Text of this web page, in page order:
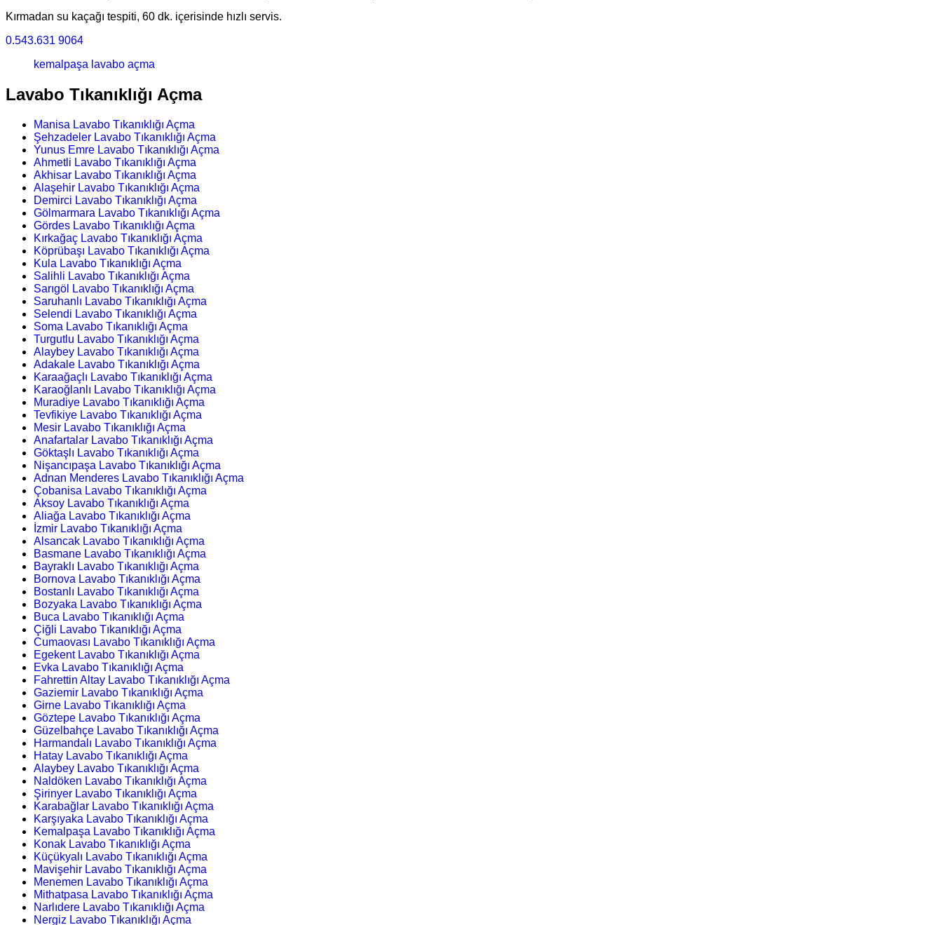
Kırmadan su kaçağı tespiti, 60 dk. içerisinde hızlı servis.
0.543.631 9064
kemalpaşa lavabo açma
Lavabo Tıkanıklığı Açma
Manisa Lavabo Tıkanıklığı Açma
Şehzadeler Lavabo Tıkanıklığı Açma
Yunus Emre Lavabo Tıkanıklığı Açma
Ahmetli Lavabo Tıkanıklığı Açma
Akhisar Lavabo Tıkanıklığı Açma
Alaşehir Lavabo Tıkanıklığı Açma
Demirci Lavabo Tıkanıklığı Açma
Gölmarmara Lavabo Tıkanıklığı Açma
Gördes Lavabo Tıkanıklığı Açma
Kırkağaç Lavabo Tıkanıklığı Açma
Köprübaşı Lavabo Tıkanıklığı Açma
Kula Lavabo Tıkanıklığı Açma
Salihli Lavabo Tıkanıklığı Açma
Sarıgöl Lavabo Tıkanıklığı Açma
Saruhanlı Lavabo Tıkanıklığı Açma
Selendi Lavabo Tıkanıklığı Açma
Soma Lavabo Tıkanıklığı Açma
Turgutlu Lavabo Tıkanıklığı Açma
Alaybey Lavabo Tıkanıklığı Açma
Adakale Lavabo Tıkanıklığı Açma
Karaağaçlı Lavabo Tıkanıklığı Açma
Karaoğlanlı Lavabo Tıkanıklığı Açma
Muradiye Lavabo Tıkanıklığı Açma
Tevfikiye Lavabo Tıkanıklığı Açma
Mesir Lavabo Tıkanıklığı Açma
Anafartalar Lavabo Tıkanıklığı Açma
Göktaşlı Lavabo Tıkanıklığı Açma
Nişancıpaşa Lavabo Tıkanıklığı Açma
Adnan Menderes Lavabo Tıkanıklığı Açma
Çobanisa Lavabo Tıkanıklığı Açma
Aksoy Lavabo Tıkanıklığı Açma
Aliağa Lavabo Tıkanıklığı Açma
İzmir Lavabo Tıkanıklığı Açma
Alsancak Lavabo Tıkanıklığı Açma
Basmane Lavabo Tıkanıklığı Açma
Bayraklı Lavabo Tıkanıklığı Açma
Bornova Lavabo Tıkanıklığı Açma
Bostanlı Lavabo Tıkanıklığı Açma
Bozyaka Lavabo Tıkanıklığı Açma
Buca Lavabo Tıkanıklığı Açma
Çiğli Lavabo Tıkanıklığı Açma
Cumaovası Lavabo Tıkanıklığı Açma
Egekent Lavabo Tıkanıklığı Açma
Evka Lavabo Tıkanıklığı Açma
Fahrettin Altay Lavabo Tıkanıklığı Açma
Gaziemir Lavabo Tıkanıklığı Açma
Girne Lavabo Tıkanıklığı Açma
Göztepe Lavabo Tıkanıklığı Açma
Güzelbahçe Lavabo Tıkanıklığı Açma
Harmandalı Lavabo Tıkanıklığı Açma
Hatay Lavabo Tıkanıklığı Açma
Alaybey Lavabo Tıkanıklığı Açma
Naldöken Lavabo Tıkanıklığı Açma
Şirinyer Lavabo Tıkanıklığı Açma
Karabağlar Lavabo Tıkanıklığı Açma
Karşıyaka Lavabo Tıkanıklığı Açma
Kemalpaşa Lavabo Tıkanıklığı Açma
Konak Lavabo Tıkanıklığı Açma
Küçükyalı Lavabo Tıkanıklığı Açma
Mavişehir Lavabo Tıkanıklığı Açma
Menemen Lavabo Tıkanıklığı Açma
Mithatpasa Lavabo Tıkanıklığı Açma
Narlıdere Lavabo Tıkanıklığı Açma
Nergiz Lavabo Tıkanıklığı Açma